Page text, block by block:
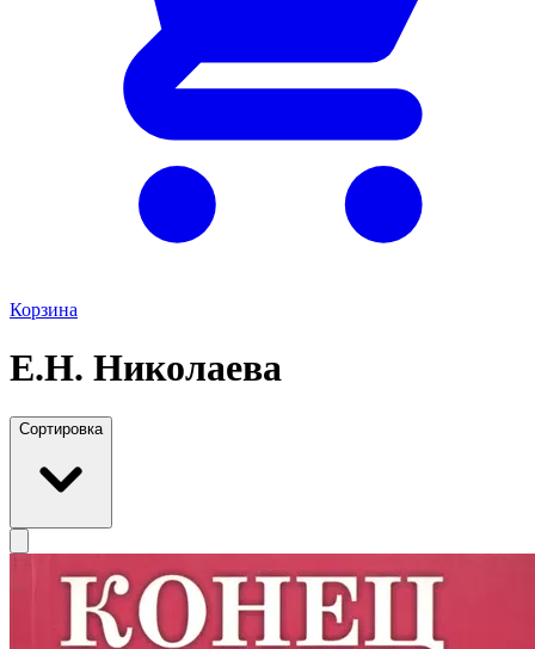
Корзина
Е.Н. Николаева
Сортировка